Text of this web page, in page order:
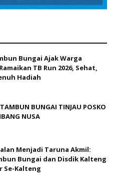
Bungai Ajak Warga
TB Run 2026, Sehat,
Hadiah
BUNGAI TINJAU POSKO
NUSA
Menjadi Taruna Akmil:
Bungai dan Disdik Kalteng
Se-Kalteng